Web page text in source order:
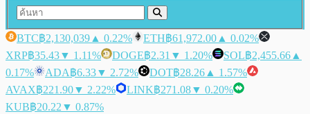
BTC฿2,130,039 ▲ 0.22% ETH฿61,972.00 ▲ 0.02%
XRP฿35.43▼ 1.11% DOGE฿2.31 ▼ 1.20% SOL฿2,455.66 ▲
0.17%
ADA฿6.33▼ 2.72% DOT฿28.26 ▲ 1.57%
AVAX฿221.90▼ 2.22% LINK฿271.08▼ 0.20%
KUB฿20.22 ▼ 0.87%